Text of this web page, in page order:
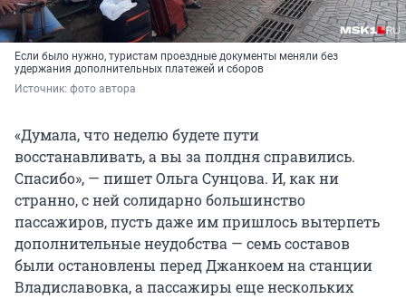
Если было нужно, туристам проездные документы меняли без
удержания дополнительных платежей и сборов
Источник: фото автора
«Думала, что неделю будете пути
восстанавливать, а вы за полдня справились.
Спасибо», — пишет Ольга Сунцова. И, как ни
странно, с ней солидарно большинство
пассажиров, пусть даже им пришлось вытерпеть
дополнительные неудобства — семь составов
были остановлены перед Джанкоем на станции
Владиславовка, а пассажиры еще нескольких